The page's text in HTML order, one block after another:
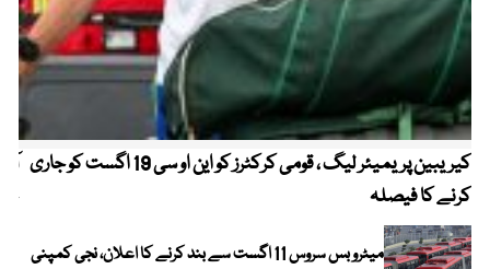
کیریبین پریمیئر لیگ ، قومی کرکٹرز کو این او سی 19 اگست کو جاری
کرنے کا فیصلہ
میٹرو بس سروس 11 اگست سے بند کرنے کا اعلان، نجی کمپنی